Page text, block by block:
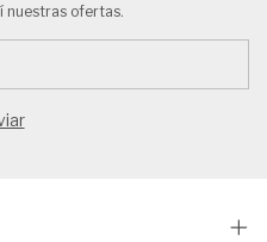
nuestras ofertas.